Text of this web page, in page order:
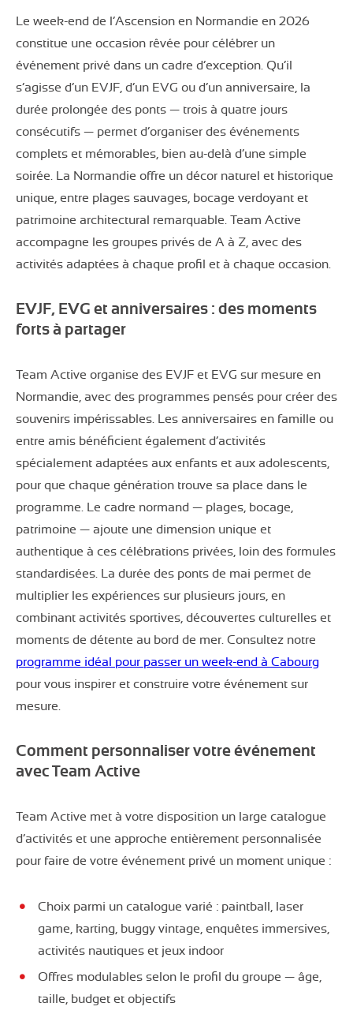
Le week-end de l’Ascension en Normandie en 2026
constitue une occasion rêvée pour célébrer un
événement privé dans un cadre d’exception. Qu’il
s’agisse d’un EVJF, d’un EVG ou d’un anniversaire, la
durée prolongée des ponts — trois à quatre jours
consécutifs — permet d’organiser des événements
complets et mémorables, bien au-delà d’une simple
soirée. La Normandie offre un décor naturel et historique
unique, entre plages sauvages, bocage verdoyant et
patrimoine architectural remarquable. Team Active
accompagne les groupes privés de A à Z, avec des
activités adaptées à chaque profil et à chaque occasion.
EVJF, EVG et anniversaires : des moments
forts à partager
Team Active organise des EVJF et EVG sur mesure en
Normandie, avec des programmes pensés pour créer des
souvenirs impérissables. Les anniversaires en famille ou
entre amis bénéficient également d’activités
spécialement adaptées aux enfants et aux adolescents,
pour que chaque génération trouve sa place dans le
programme. Le cadre normand — plages, bocage,
patrimoine — ajoute une dimension unique et
authentique à ces célébrations privées, loin des formules
standardisées. La durée des ponts de mai permet de
multiplier les expériences sur plusieurs jours, en
combinant activités sportives, découvertes culturelles et
moments de détente au bord de mer. Consultez notre
programme idéal pour passer un week-end à Cabourg
pour vous inspirer et construire votre événement sur
mesure.
Comment personnaliser votre événement
avec Team Active
Team Active met à votre disposition un large catalogue
d’activités et une approche entièrement personnalisée
pour faire de votre événement privé un moment unique :
Choix parmi un catalogue varié : paintball, laser
game, karting, buggy vintage, enquêtes immersives,
activités nautiques et jeux indoor
Offres modulables selon le profil du groupe — âge,
taille, budget et objectifs